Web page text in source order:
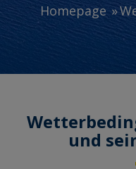
Homepage
und